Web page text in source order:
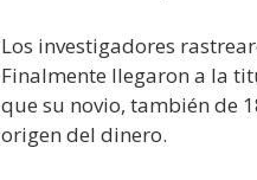
Los investigadores
Finalmente llegaron a la
que su novio, también de
origen del dinero.